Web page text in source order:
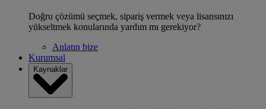
Doğru çözümü seçmek, sipariş vermek veya lisansınızı
yükseltmek konularında yardım mı gerekiyor?
Anlatın bize
Kurumsal
Kaynaklar